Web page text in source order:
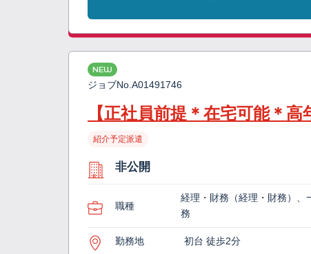
NEW
ジョブNo. A01491746
【正社員前提＊在宅可能＊
紹介予定派遣
非公開
職種
経理・財務（経理・財務）、
務
勤務地 初台 徒歩2分